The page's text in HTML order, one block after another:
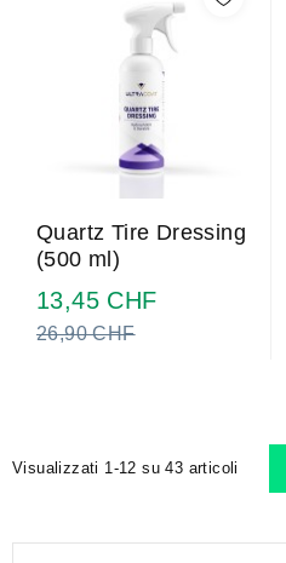
Quartz Tire Dressing
(500 ml)
13,45 CHFPrezzo
26,90 CHF
Visualizzati 1-12 su 43 articoli